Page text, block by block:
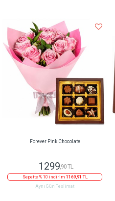
Forever Pink Chocolate
1299 ,90 TL
Sepette % 10 indirim 1169,91 TL
Aynı Gün Teslimat